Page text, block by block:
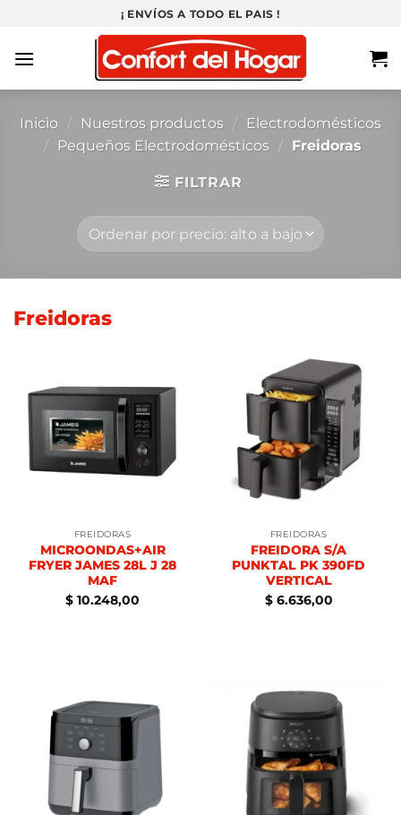
contenido
¡ ENVÍOS A TODO EL PAIS !
Inicio / Nuestros productos /
Electrodomésticos
/
Pequeños Electrodomésticos / Freidoras
FILTRAR
Freidoras
FREIDORAS
MICROONDAS+AIR
FRYER JAMES 28L J 28
MAF
$ 10.248,00
FREIDORAS
FREIDORA S/A
PUNKTAL PK 390FD
VERTICAL
$6.636,00